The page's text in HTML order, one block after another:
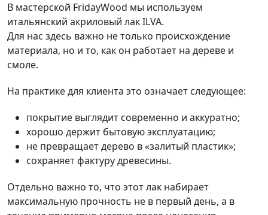
В мастерской FridayWood мы используем
итальянский акриловый лак ILVA.
Для нас здесь важно не только происхождение
материала, но и то, как он работает на дереве и
смоле.
На практике для клиента это означает следующее:
покрытие выглядит современно и аккуратно;
хорошо держит бытовую эксплуатацию;
не превращает дерево в «залитый пластик»;
сохраняет фактуру древесины.
Отдельно важно то, что этот лак набирает
максимальную прочность не в первый день, а в